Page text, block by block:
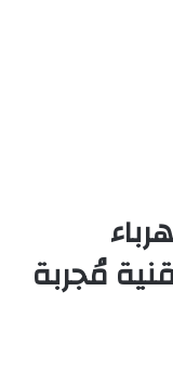
مُجربة